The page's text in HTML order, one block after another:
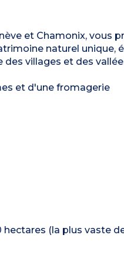
et Chamonix, vous
naturel unique,
villages et des
et d'une fromagerie
hectares (la plus vaste